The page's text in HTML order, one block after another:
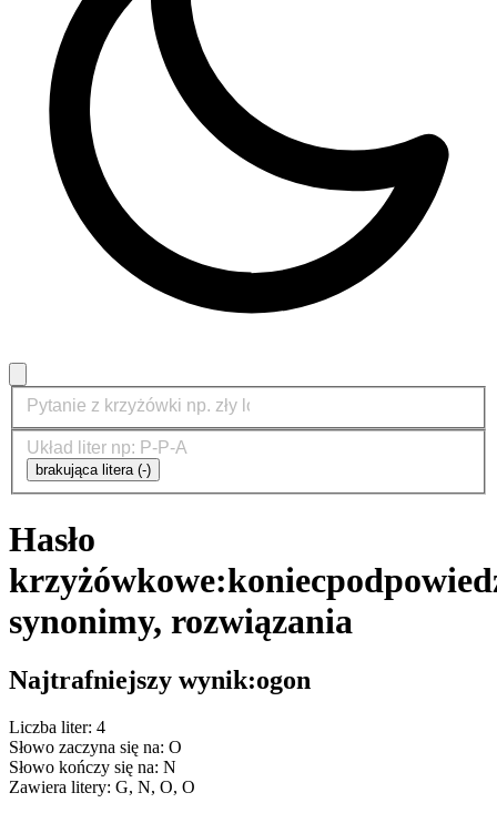
brakująca litera (-)
Hasło
krzyżówkowe:koniec
synonimy, rozwiązania
Najtrafniejszy wynik:ogon
Liczba liter: 4
Słowo zaczyna się na: O
Słowo kończy się na: N
Zawiera litery: G, N, O, O